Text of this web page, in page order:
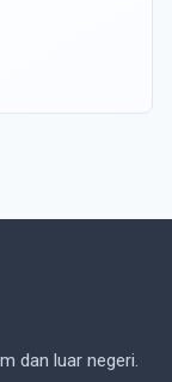
dan luar negeri.